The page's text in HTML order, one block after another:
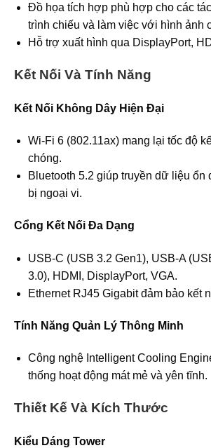
Đồ họa tích hợp phù hợp cho các
trình chiếu và làm việc với hình ảnh
Hỗ trợ xuất hình qua DisplayPort,
Kết Nối Và Tính Năng
Kết Nối Không Dây Hiện Đại
Wi-Fi 6 (802.11ax) mang lại tốc độ
chóng.
Bluetooth 5.2 giúp truyền dữ liệu ổn
bị ngoại vi.
Cổng Kết Nối Đa Dạng
USB-C (USB 3.2 Gen1), USB-A
3.0), HDMI, DisplayPort, VGA.
Ethernet RJ45 Gigabit đảm bảo kết
Tính Năng Quản Lý Thông Minh
Công nghệ Intelligent Cooling
thống hoạt động mát mẻ và yên tĩnh.
Thiết Kế Và Kích Thước
Kiểu Dáng Tower